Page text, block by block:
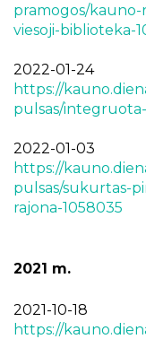
pramogos/
viesoji-biblioteka-
2022-01-24
https://
pulsas/
2022-01-03
https://
pulsas/sukurtas-
rajona-1058035
2021 m.
2021-10-18
https://